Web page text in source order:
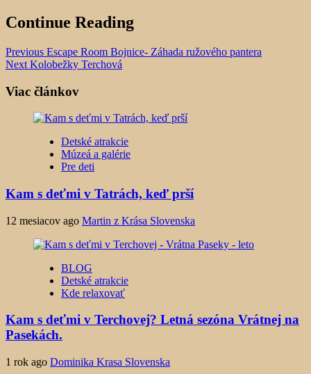
Continue Reading
Previous Escape Room Bojnice- Záhada ružového pantera
Next Kolobežky Terchová
Viac článkov
Detské atrakcie
Múzeá a galérie
Pre deti
Kam s deťmi v Tatrách, keď prší
12 mesiacov ago Martin z Krása Slovenska
BLOG
Detské atrakcie
Kde relaxovať
Kam s deťmi v Terchovej? Letná sezóna Vrátnej na
Pasekách.
1 rok ago Dominika Krasa Slovenska